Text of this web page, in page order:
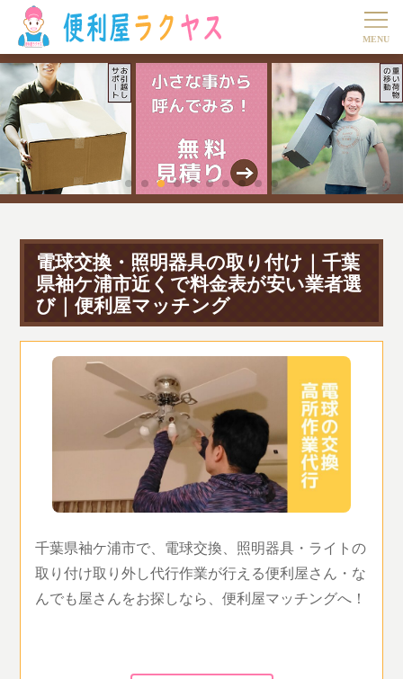
電球交換・照明器具の取り付け｜千葉
県袖ケ浦市近くで料金表が安い業者選
び｜便利屋マッチング
千葉県袖ケ浦市で、電球交換、照明器具・ライトの
取り付け取り外し代行作業が行える便利屋さん・な
んでも屋さんをお探しなら、便利屋マッチングへ！